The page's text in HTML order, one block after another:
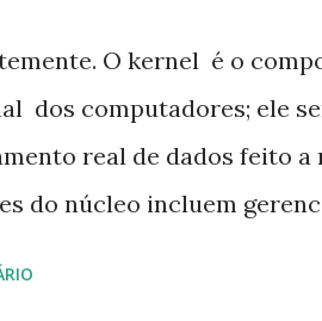
O kernel é o
dos computadores; ele
real de dados feito a
do núcleo incluem